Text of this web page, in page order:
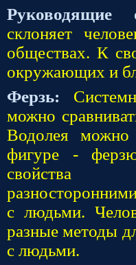
склоняет
обществах. К
окружающих и
Ферзь:
можно
Водолея можно
фигуре -
свойства
с людьми.
разные методы
с людьми.